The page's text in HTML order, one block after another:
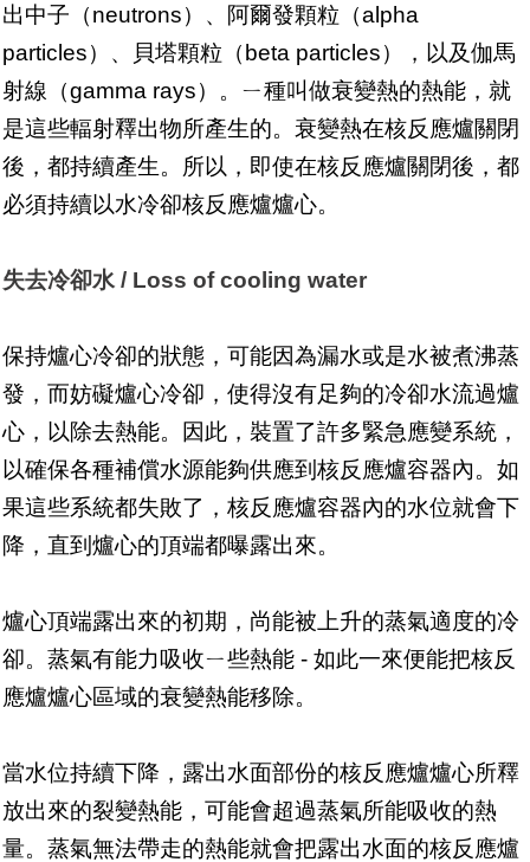
出中子（neutrons）、阿爾發顆粒（alpha
particles）、貝塔顆粒（beta particles），以及伽馬
射線（gamma rays）。ㄧ種叫做衰變熱的熱能，就
是這些輻射釋出物所產生的。衰變熱在核反應爐關閉
後，都持續產生。所以，即使在核反應爐關閉後，都
必須持續以水冷卻核反應爐爐心。
失去冷卻水 / Loss of cooling water
保持爐心冷卻的狀態，可能因為漏水或是水被煮沸蒸
發，而妨礙爐心冷卻，使得沒有足夠的冷卻水流過爐
心，以除去熱能。因此，裝置了許多緊急應變系統，
以確保各種補償水源能夠供應到核反應爐容器內。如
果這些系統都失敗了，核反應爐容器內的水位就會下
降，直到爐心的頂端都曝露出來。
爐心頂端露出來的初期，尚能被上升的蒸氣適度的冷
卻。蒸氣有能力吸收ㄧ些熱能 - 如此一來便能把核反
應爐爐心區域的衰變熱能移除。
當水位持續下降，露出水面部份的核反應爐爐心所釋
放出來的裂變熱能，可能會超過蒸氣所能吸收的熱
量。蒸氣無法帶走的熱能就會把露出水面的核反應爐